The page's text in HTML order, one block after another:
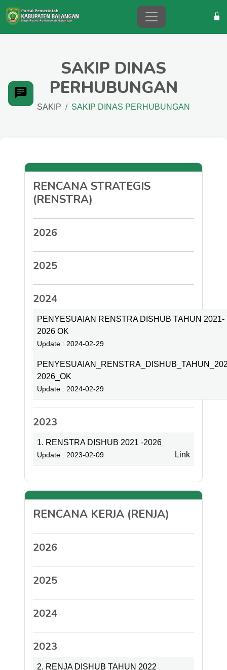
SAKIP DINAS
PERHUBUNGAN
SAKIP SAKIP DINAS PERHUBUNGAN
RENCANA STRATEGIS
(RENSTRA)
2026
2025
2024
PENYESUAIAN RENSTRA DISHUB TAHUN 2021-
2026 OK
Update : 2024-02-29
2026_OK
Update : 2024-02-29
2023
1. RENSTRA DISHUB 2021 -2026
Update : 2023-02-09 Link
RENCANA KERJA (RENJA)
2026
2025
2024
2023
2. RENJA DISHUB TAHUN 2022